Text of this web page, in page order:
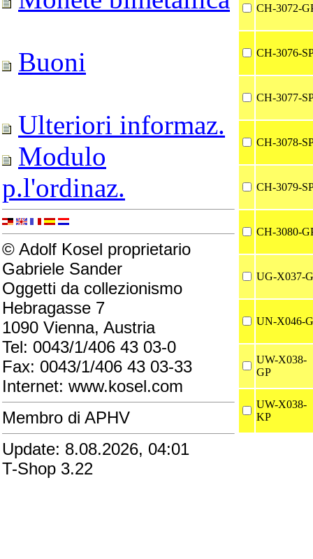
Buoni
Ulteriori informaz.
Modulo
p.l'ordinaz.
© Adolf Kosel proprietario
Gabriele Sander
Oggetti da collezionismo
Hebragasse 7
1090 Vienna, Austria
Tel: 0043/1/406 43 03-0
Fax: 0043/1/406 43 03-33
Internet: www.kosel.com
Membro di APHV
Update: 8.08.2026, 04:01
T-Shop 3.22
CH-3072-
CH-3076-
CH-3077-
CH-3078-
CH-3079-
CH-3080-
UG-X037-
UN-X046-
UW-X038-
GP
UW-X038-
KP